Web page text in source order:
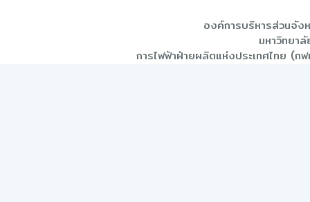
องค์การบริหารส่วนจัง
มหาวิทยา
การไฟฟ้าฝ่ายผลิตแห่งประเทศไทย (กฟ